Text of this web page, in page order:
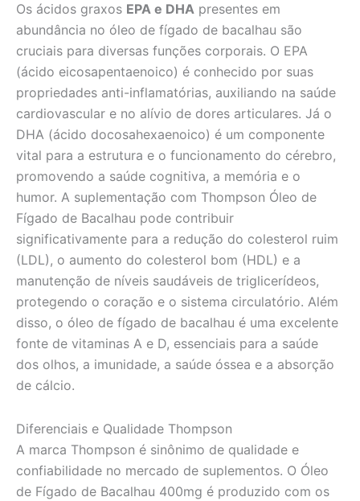
Os ácidos graxos EPA e DHA presentes em
abundância no óleo de fígado de bacalhau são
cruciais para diversas funções corporais. O EPA
(ácido eicosapentaenoico) é conhecido por suas
propriedades anti-inflamatórias, auxiliando na saúde
cardiovascular e no alívio de dores articulares. Já o
DHA (ácido docosahexaenoico) é um componente
vital para a estrutura e o funcionamento do cérebro,
promovendo a saúde cognitiva, a memória e o
humor. A suplementação com Thompson Óleo de
Fígado de Bacalhau pode contribuir
significativamente para a redução do colesterol ruim
(LDL), o aumento do colesterol bom (HDL) e a
manutenção de níveis saudáveis de triglicerídeos,
protegendo o coração e o sistema circulatório. Além
disso, o óleo de fígado de bacalhau é uma excelente
fonte de vitaminas A e D, essenciais para a saúde
dos olhos, a imunidade, a saúde óssea e a absorção
de cálcio.
Diferenciais e Qualidade Thompson
A marca Thompson é sinônimo de qualidade e
confiabilidade no mercado de suplementos. O Óleo
de Fígado de Bacalhau 400mg é produzido com os